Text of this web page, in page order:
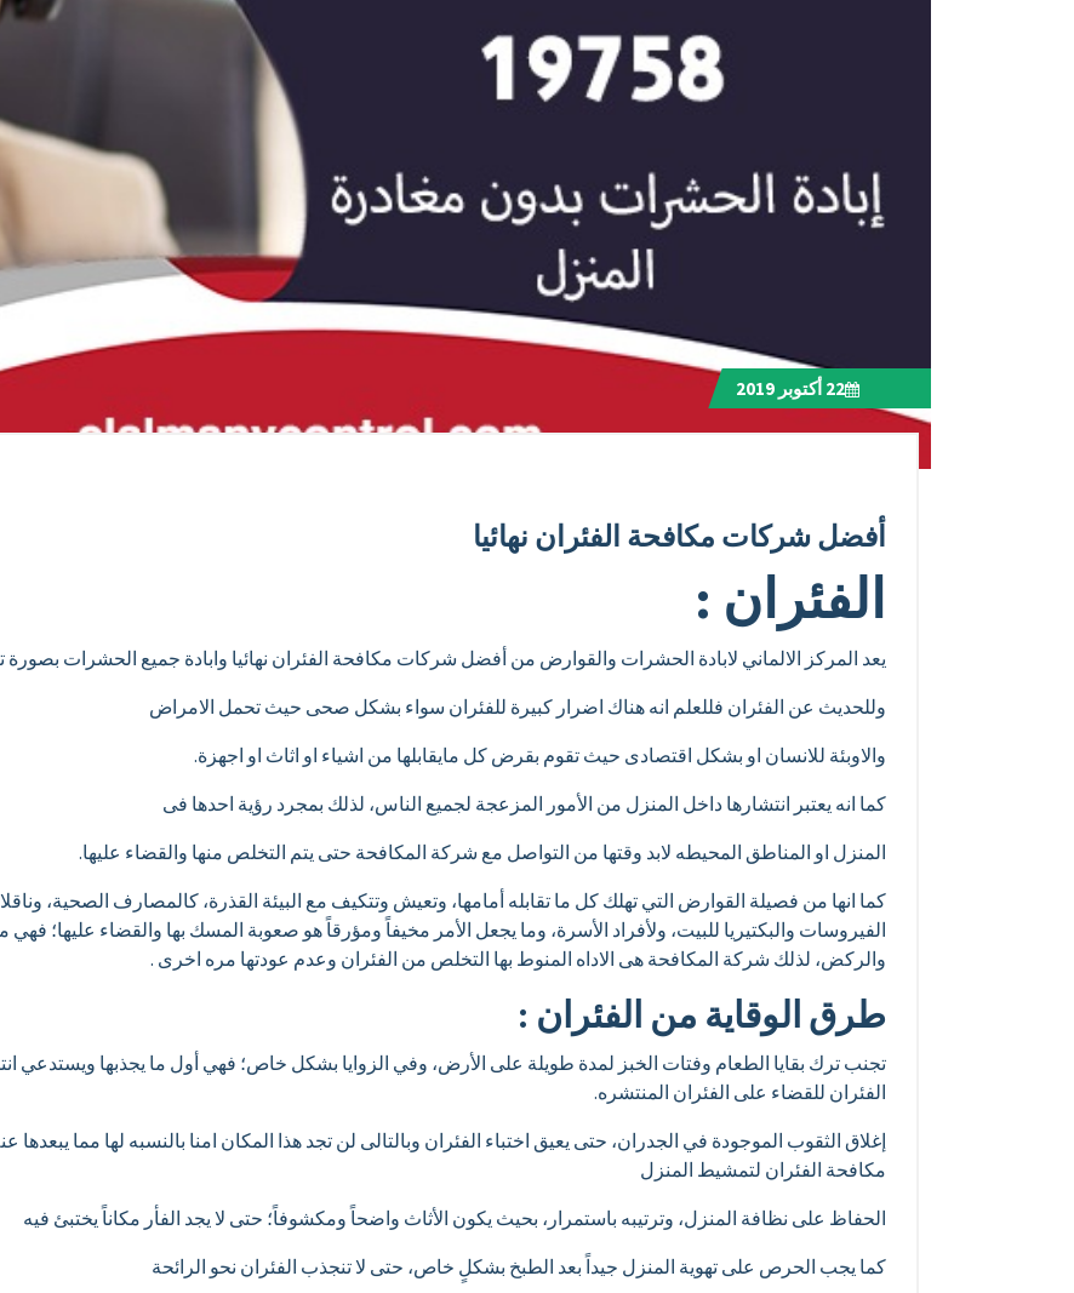
22 أكتوبر 2019
أفضل شركات مكافحة الفئران نهائيا
الفئران :
يعد المركز الالماني لابادة الحشرات والقوارض من أفضل شركات مكافحة الفئران نهائيا وابادة جميع الحشرات
وللحديث عن الفئران فللعلم انه هناك اضرار كبيرة للفئران سواء بشكل صحى حيث تحمل الامراض
والاوبئة للانسان او بشكل اقتصادى حيث تقوم بقرض كل مايقابلها من اشياء او اثاث او اجهزة.
كما انه يعتبر انتشارها داخل المنزل من الأمور المزعجة لجميع الناس، لذلك بمجرد رؤية احدها فى
المنزل او المناطق المحيطه لابد وقتها من التواصل مع شركة المكافحة حتى يتم التخلص منها والقضاء عليها.
كما انها من فصيلة القوارض التي تهلك كل ما تقابله أمامها، وتعيش وتتكيف مع البيئة القذرة، كالمصارف الصحية،
الفيروسات والبكتيريا للبيت، ولأفراد الأسرة، وما يجعل الأمر مخيفاً ومؤرقاً هو صعوبة المسك بها والقضاء عليها؛
والركض، لذلك شركة المكافحة هى الاداه المنوط بها التخلص من الفئران وعدم عودتها مره اخرى .
طرق الوقاية من الفئران :
تجنب ترك بقايا الطعام وفتات الخبز لمدة طويلة على الأرض، وفي الزوايا بشكل خاص؛ فهي أول ما يجذبها ويستدعي
الفئران للقضاء على الفئران المنتشره.
إغلاق الثقوب الموجودة في الجدران، حتى يعيق اختباء الفئران وبالتالى لن تجد هذا المكان امنا بالنسبه لها مما
مكافحة الفئران لتمشيط المنزل
الحفاظ على نظافة المنزل، وترتيبه باستمرار، بحيث يكون الأثاث واضحاً ومكشوفاً؛ حتى لا يجد الفأر مكاناً يختبئ فيه
كما يجب الحرص على تهوية المنزل جيداً بعد الطبخ بشكلٍ خاص، حتى لا تنجذب الفئران نحو الرائحة